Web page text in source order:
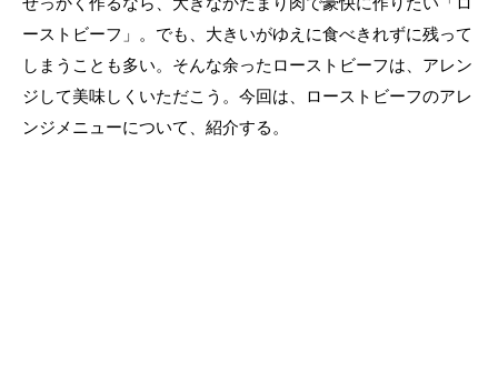
ーストビーフ」。でも、大きいがゆえに食べきれずに残って
しまうことも多い。そんな余ったローストビーフは、アレン
ジして美味しくいただこう。今回は、ローストビーフのアレ
ンジメニューについて、紹介する。